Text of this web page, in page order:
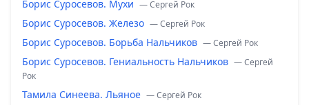
Борис Суросевов. Мухи — Сергей Рок
Борис Суросевов. Железо — Сергей Рок
Борис Суросевов. Борьба Нальчиков — Сергей Рок
Борис Суросевов. Гениальность Нальчиков — Сергей
Рок
Тамила Синеева. Льяное — Сергей Рок